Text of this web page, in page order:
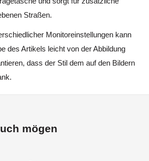
Straßen.
Monitoreinstellungen kann
des Artikels leicht von der Abbildung
dass der Stil dem auf den Bildern
mögen